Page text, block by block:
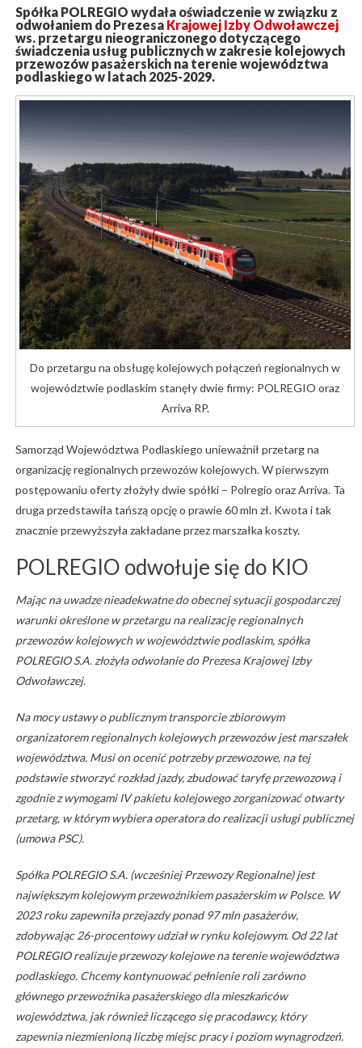
Spółka POLREGIO wydała oświadczenie w związku z
odwołaniem do Prezesa Krajowej Izby Odwoławczej
ws. przetargu nieograniczonego dotyczącego
świadczenia usług publicznych w zakresie kolejowych
przewozów pasażerskich na terenie województwa
podlaskiego w latach 2025-2029.
Do przetargu na obsługę kolejowych połączeń regionalnych w
województwie podlaskim stanęły dwie firmy: POLREGIO oraz
Arriva RP.
Samorząd Województwa Podlaskiego unieważnił przetarg na
organizację regionalnych przewozów kolejowych. W pierwszym
postępowaniu oferty złożyły dwie spółki – Polregio oraz Arriva. Ta
druga przedstawiła tańszą opcję o prawie 60 mln zł. Kwota i tak
znacznie przewyższyła zakładane przez marszałka koszty.
POLREGIO odwołuje się do KIO
Mając na uwadze nieadekwatne do obecnej sytuacji gospodarczej
warunki określone w przetargu na realizację regionalnych
przewozów kolejowych w województwie podlaskim, spółka
POLREGIO S.A. złożyła odwołanie do Prezesa Krajowej Izby
Odwoławczej.
Na mocy ustawy o publicznym transporcie zbiorowym
organizatorem regionalnych kolejowych przewozów jest marszałek
województwa. Musi on ocenić potrzeby przewozowe, na tej
podstawie stworzyć rozkład jazdy, zbudować taryfę przewozową i
zgodnie z wymogami IV pakietu kolejowego zorganizować otwarty
przetarg, w którym wybiera operatora do realizacji usługi publicznej
(umowa PSC).
Spółka POLREGIO S.A. (wcześniej Przewozy Regionalne) jest
największym kolejowym przewoźnikiem pasażerskim w Polsce. W
2023 roku zapewniła przejazdy ponad 97 mln pasażerów,
zdobywając 26-procentowy udział w rynku kolejowym. Od 22 lat
POLREGIO realizuje przewozy kolejowe na terenie województwa
podlaskiego. Chcemy kontynuować pełnienie roli zarówno
głównego przewoźnika pasażerskiego dla mieszkańców
województwa, jak również liczącego się pracodawcy, który
zapewnia niezmienioną liczbę miejsc pracy i poziom wynagrodzeń.